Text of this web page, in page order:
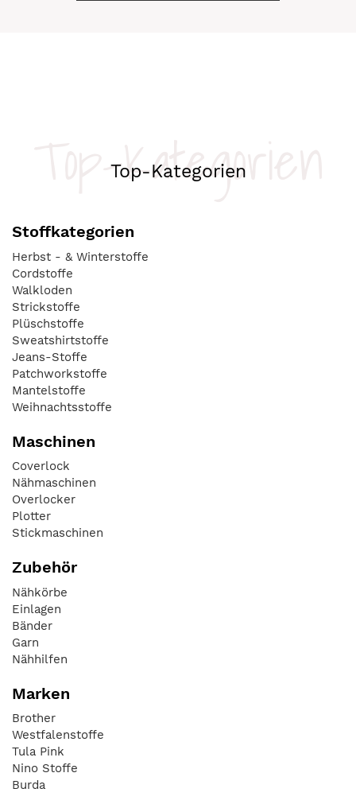
Top-Kategorien
Top-Kategorien
Stoffkategorien
Herbst - & Winterstoffe
Cordstoffe
Walkloden
Strickstoffe
Plüschstoffe
Sweatshirtstoffe
Jeans-Stoffe
Patchworkstoffe
Mantelstoffe
Weihnachtsstoffe
Maschinen
Coverlock
Nähmaschinen
Overlocker
Plotter
Stickmaschinen
Zubehör
Nähkörbe
Einlagen
Bänder
Garn
Nähhilfen
Marken
Brother
Westfalenstoffe
Tula Pink
Nino Stoffe
Burda